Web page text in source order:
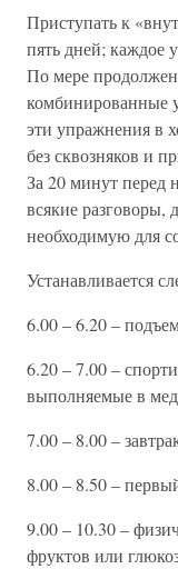
Приступать к
пять дней; каждое
По мере
комбинированные
эти упражнения в
без сквозняков и
За 20 минут перед
всякие разговоры,
необходимую для
Устанавливается
6.00 – 6.20 –
6.20 – 7.00 –
выполняемые в
7.00 – 8.00 –
8.00 – 8.50 –
9.00 – 10.30 –
фруктов или